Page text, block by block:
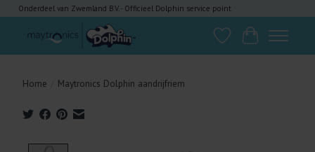
Onderdeel van Zwemland B.V. - Officieel Dolphin service point
VerlanglijstWinkelwagen
Home Maytronics Dolphin aandrijfriem